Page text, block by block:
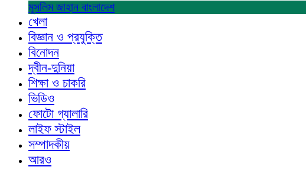
মুসলিম জাহান বাংলাদেশ
খেলা
বিজ্ঞান ও প্রযুক্তি
বিনোদন
দ্বীন-দুনিয়া
শিক্ষা ও চাকরি
ভিডিও
ফোটো গ্যালারি
লাইফ স্টাইল
সম্পাদকীয়
আরও